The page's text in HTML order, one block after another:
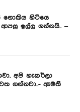
නොකිය හිටියෙ
ඉල්ල ගන්නයි.. –
අපි හැකර්ලා
ගන්නවා..- ඇමති